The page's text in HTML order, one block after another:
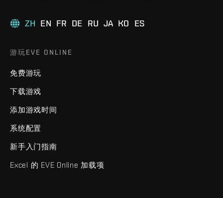
ZH EN FR DE RU JA KO ES
游玩EVE ONLINE
免费游玩
下载游戏
添加游戏时间
系统配置
新手入门指南
Excel 的 EVE Online 加载项